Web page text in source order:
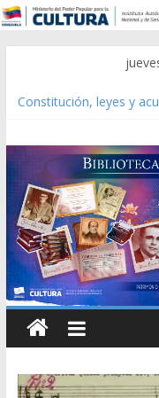
Constitución, leyes y
Modesta Bor Sánchez
Gaceta Oficial de la
Caracas 09 de marzo
Catálogo temático de